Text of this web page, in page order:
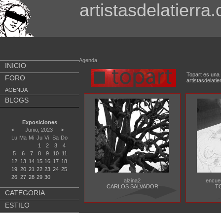
INICIO
FORO
AGENDA
BLOGS
Exposiciones
<
Junio, 2023
>
Lu Ma Mi Ju Vi Sa Do
1
2 3
4
5
6 7 8 9 10
11
12 13 14 15 16 17 18
19 20 21 22 23 24 25
26 27 28 29 30
CATEGORIA
ESTILO
Agenda
Topart es
alzina2
CARLOS SALVADOR